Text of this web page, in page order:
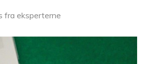
fra eksperterne